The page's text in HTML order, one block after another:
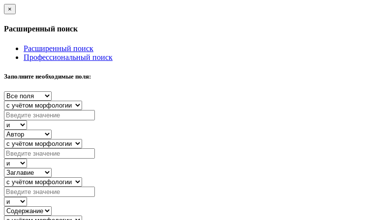
×
Расширенный поиск
Расширенный поиск
Профессиональный поиск
Заполните необходимые поля: